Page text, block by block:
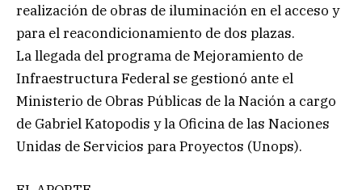
realización de obras de iluminación en el acceso y
para el reacondicionamiento de dos plazas.
La llegada del programa de Mejoramiento de
Infraestructura Federal se gestionó ante el
Ministerio de Obras Públicas de la Nación a cargo
de Gabriel Katopodis y la Oficina de las Naciones
Unidas de Servicios para Proyectos (Unops).